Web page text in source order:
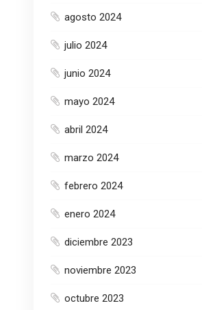
agosto 2024
julio 2024
junio 2024
mayo 2024
abril 2024
marzo 2024
febrero 2024
enero 2024
diciembre 2023
noviembre 2023
octubre 2023